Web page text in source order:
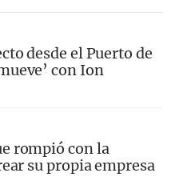
desde el Puerto de
con Ion
rompió con la
su propia empresa